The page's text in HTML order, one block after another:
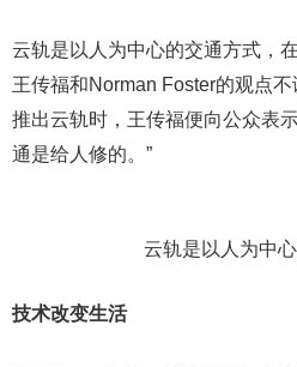
云轨是以人为中心的交通方式，
王传福和Norman Foster的观点
推出云轨时，王传福便向公众表
通是给人修的。”
云轨是以人为中
技术改变生活